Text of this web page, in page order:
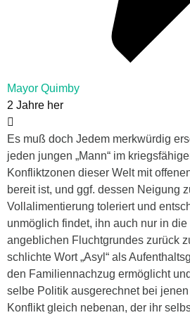
Mayor Quimby
2 Jahre her
Es muß doch Jedem merkwürdig
jeden jungen „Mann“ im
Konfliktzonen dieser Welt mit
bereit ist, und ggf. dessen Neigung
Vollalimentierung toleriert und
unmöglich findet, ihn auch nur in
angeblichen Fluchtgrundes zurück
schlichte Wort „Asyl“ als
den Familiennachzug ermöglicht
selbe Politik ausgerechnet bei
Konflikt gleich nebenan, der ihr